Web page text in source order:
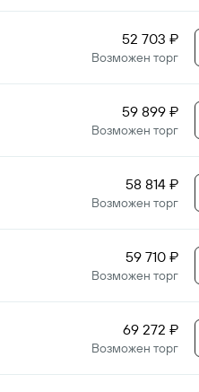
52 703 ₽
Возможен торг
59 899 ₽
Возможен торг
58 814 ₽
Возможен торг
59 710 ₽
Возможен торг
69 272 ₽
Возможен торг